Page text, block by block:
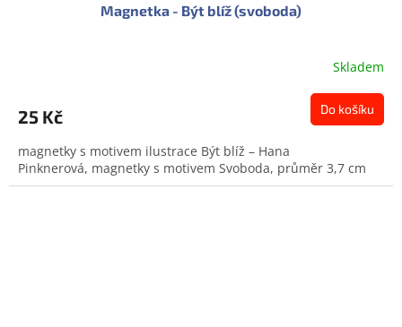
Magnetka - Být blíž (svoboda)
Skladem
25 Kč Do košíku
magnetky s motivem ilustrace Být blíž – Hana
Pinknerová, magnetky s motivem Svoboda, průměr 3,7 cm